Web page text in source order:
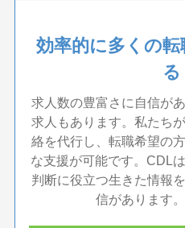
効率的に多くの
る
求人数の豊富さに自信が
求人もあります。私たち
絡を代行し、転職希望の
な支援が可能です。CDL
判断に役立つ生きた情報
信があります。